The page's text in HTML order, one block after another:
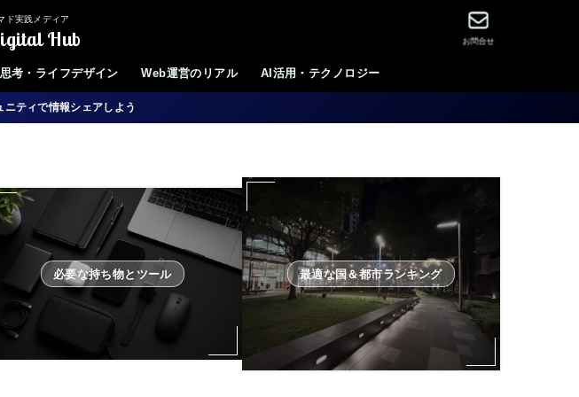
ド実践メディア
Hub
考・ライフデザイン Web運営のリアル AI活用・テクノロジー
お問合せ
ティで情報シェアしよう
必要な持ち物とツール 最適な国＆都市ランキング